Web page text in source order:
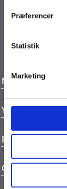
Præferencer
Statistik
Marketing
Den nye
gearkasse.
Motor
Ydeevne
CO2